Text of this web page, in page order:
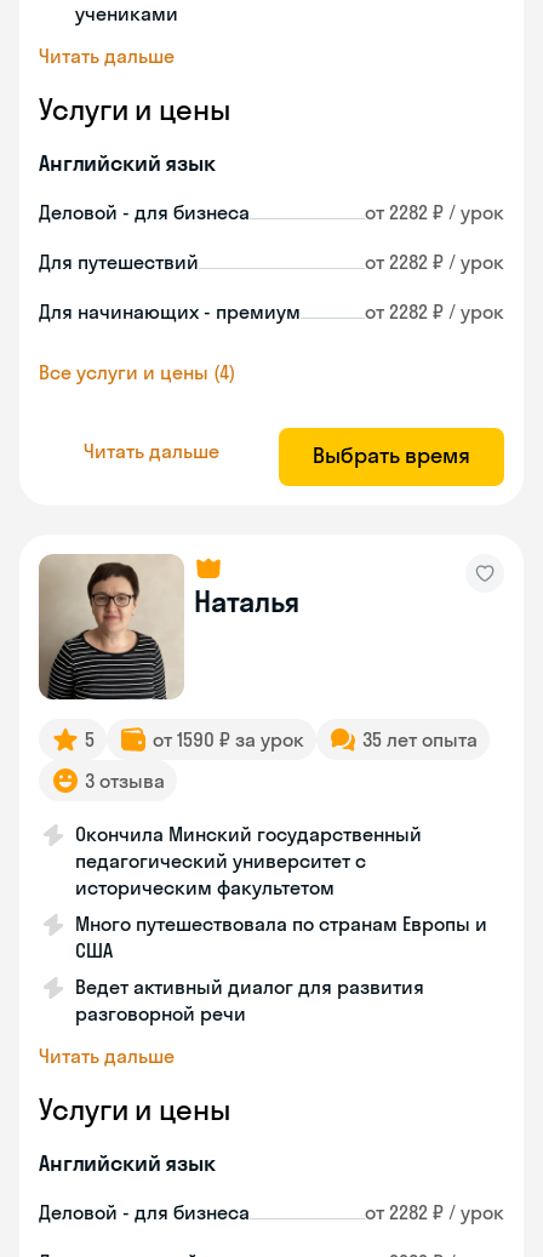
учениками
Читать дальше
Услуги и цены
Английский язык
Деловой - для бизнеса от 2282 ₽ / урок
Для путешествий от 2282 ₽ / урок
Для начинающих - премиум от 2282 ₽ / урок
Все услуги и цены (4)
Читать дальше Выбрать время
Наталья
5 от 1590 ₽ за урок
35 лет опыта
3 отзыва
Окончила Минский государственный
педагогический университет с
историческим факультетом
Много путешествовала по странам Европы и
США
Ведет активный диалог для развития
разговорной речи
Читать дальше
Услуги и цены
Английский язык
Деловой - для бизнеса от 2282 ₽ / урок